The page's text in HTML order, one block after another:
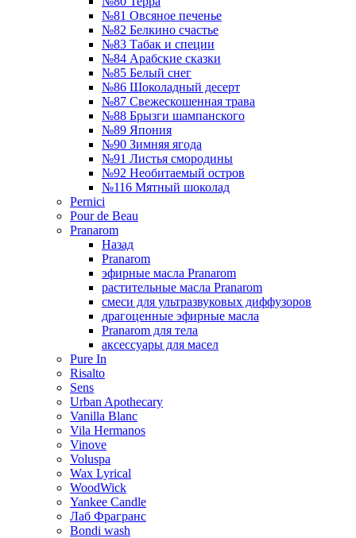
№81 Овсяное печенье
№82 Белкино счастье
№83 Табак и специи
№84 Арабские сказки
№85 Белый снег
№86 Шоколадный десерт
№87 Свежескошенная трава
№88 Брызги шампанского
№89 Япония
№90 Зимняя ягода
№91 Листья смородины
№92 Необитаемый остров
№116 Мятный шоколад
Pernici
Pour de Beau
Pranarom
Назад
Pranarom
эфирные масла Pranarom
растительные масла Pranarom
смеси для ультразвуковых диффузоров
драгоценные эфирные масла
Pranarom для тела
аксессуары для масел
Pure In
Risalto
Sens
Urban Apothecary
Vanilla Blanc
Vila Hermanos
Vinove
Voluspa
Wax Lyrical
WoodWick
Yankee Candle
Лаб Фрагранс
Bondi wash